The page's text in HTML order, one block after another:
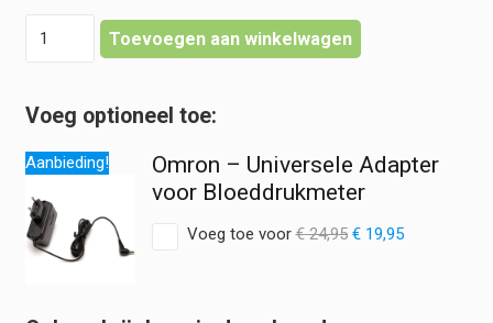
HEM-
hoeveelheid
Toevoegen aan winkelwagen
Aanbieding!
Omron – Universele Adapter
voor Bloeddrukmeter
Voeg toe voor€24,95 Oorspronkelijke
€19,95Huidige